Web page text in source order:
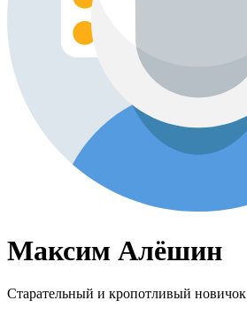
Максим Алёшин
Старательный и кропотливый новичок